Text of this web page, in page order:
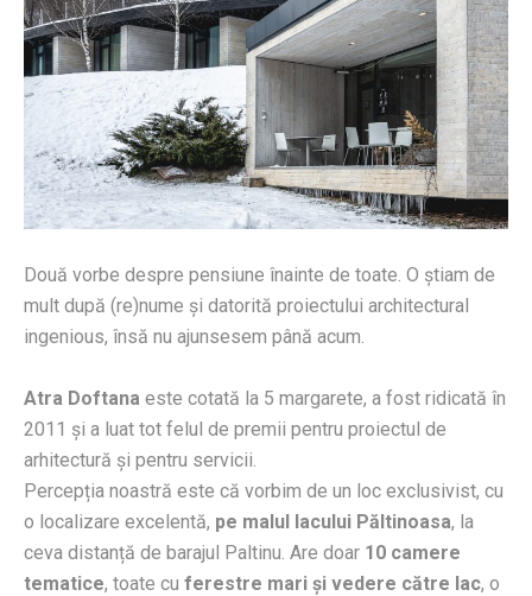
Două vorbe despre pensiune înainte de toate. O știam de
mult după (re)nume și datorită proiectului architectural
ingenious, însă nu ajunsesem până acum.
Atra Doftana este cotată la 5 margarete, a fost ridicată în
2011 și a luat tot felul de premii pentru proiectul de
arhitectură și pentru servicii.
Percepția noastră este că vorbim de un loc exclusivist, cu
o localizare excelentă, pe malul lacului Păltinoasa, la
ceva distanță de barajul Paltinu. Are doar 10 camere
tematice, toate cu ferestre mari și vedere către lac, o